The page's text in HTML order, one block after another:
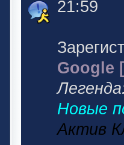
21:59
Google
Новые
Актив